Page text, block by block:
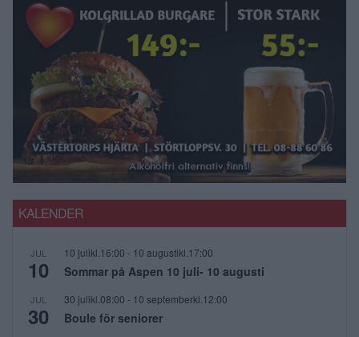
KALENDER
JUL
10
10 julikl.16:00 - 10 augustikl.17:00
Sommar på Aspen 10 juli- 10 augusti
JUL
30
30 julikl.08:00 - 10 septemberkl.12:00
Boule för seniorer